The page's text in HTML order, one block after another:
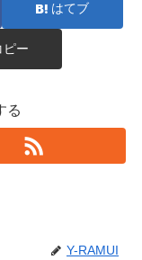
はてブ
ピー
る
Y-RAMUI